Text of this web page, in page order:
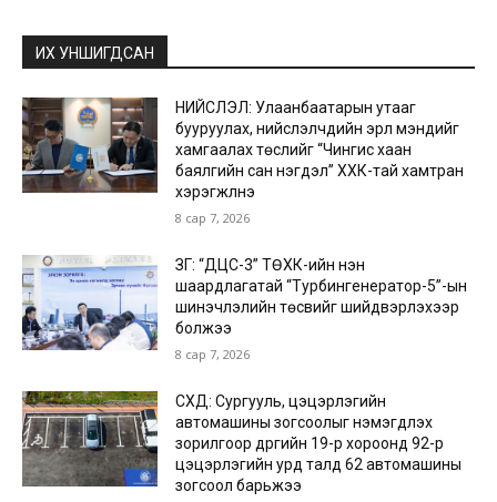
ИХ УНШИГДСАН
НИЙСЛЭЛ: Улаанбаатарын утааг
бууруулах, нийслэлчүүдийн эрүүл мэндийг
хамгаалах төслийг “Чингис хаан
баялгийн сан нэгдэл” ХХК-тай хамтран
хэрэгжүүлнэ
8 сар 7, 2026
ЗГ: “ДЦС-3” ТӨХК-ийн нэн
шаардлагатай “Турбингенератор-5”-ын
шинэчлэлийн төсвийг шийдвэрлэхээр
болжээ
8 сар 7, 2026
СХД: Сургууль, цэцэрлэгийн
автомашины зогсоолыг нэмэгдүүлэх
зорилгоор дүүргийн 19-р хороонд 92-р
цэцэрлэгийн урд талд 62 автомашины
зогсоол барьжээ